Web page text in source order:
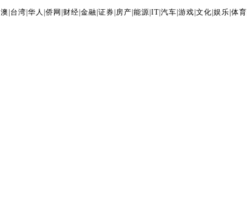
台湾 华人 侨网 财经 金融 证券 房产 能源 IT| 汽车 游戏 文化 娱乐 体育